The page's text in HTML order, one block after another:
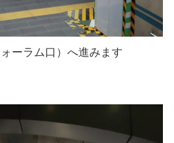
ーラム口）へ進みます